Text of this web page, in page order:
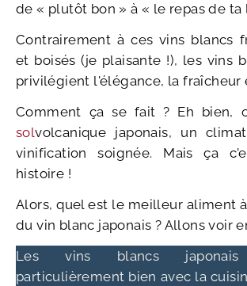
de « plutôt bon » à « le repas de
Contrairement à ces vins blancs
et boisés (je plaisante !), les vins
privilégient l'élégance, la fraîcheur
Comment ça se fait ? Eh bien,
solvolcanique japonais, un
vinification soignée. Mais ça
histoire !
Alors, quel est le meilleur aliment
du vin blanc japonais ? Allons voir
Les vins blancs japonais
particulièrement bien avec la